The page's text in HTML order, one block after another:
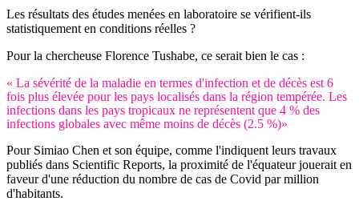
Les résultats des études menées en laboratoire se vérifient-ils
statistiquement en conditions réelles ?
Pour la chercheuse Florence Tushabe, ce serait bien le cas :
« La sévérité de la maladie en termes d'infection et de décès est 6
fois plus élevée pour les pays localisés dans la région tempérée. Les
infections dans les pays tropicaux ne représentent que 4 % des
infections globales avec même moins de décès (2.5 %)»
Pour Simiao Chen et son équipe, comme l'indiquent leurs travaux
publiés dans Scientific Reports, la proximité de l'équateur jouerait en
faveur d'une réduction du nombre de cas de Covid par million
d'habitants.